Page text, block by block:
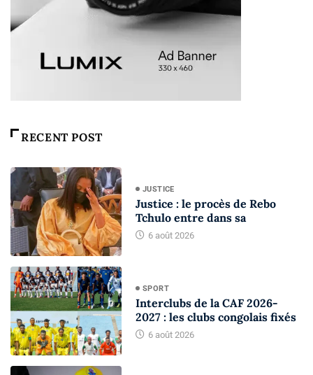
RECENT POST
JUSTICE
Justice : le procès de Rebo
Tchulo entre dans sa
6 août 2026
SPORT
Interclubs de la CAF 2026-
2027 : les clubs congolais fixés
6 août 2026